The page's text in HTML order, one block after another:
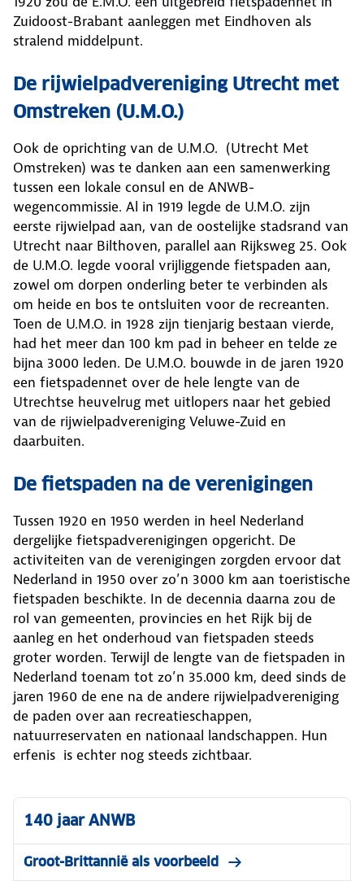
Zuidoost-Brabant aanleggen met Eindhoven als
stralend middelpunt.
De rijwielpadvereniging Utrecht met
Omstreken (U.M.O.)
Ook de oprichting van de U.M.O. (Utrecht Met
Omstreken) was te danken aan een samenwerking
tussen een lokale consul en de ANWB-
wegencommissie. Al in 1919 legde de U.M.O. zijn
eerste rijwielpad aan, van de oostelijke stadsrand van
Utrecht naar Bilthoven, parallel aan Rijksweg 25. Ook
de U.M.O. legde vooral vrijliggende fietspaden aan,
zowel om dorpen onderling beter te verbinden als
om heide en bos te ontsluiten voor de recreanten.
Toen de U.M.O. in 1928 zijn tienjarig bestaan vierde,
had het meer dan 100 km pad in beheer en telde ze
bijna 3000 leden. De U.M.O. bouwde in de jaren 1920
een fietspadennet over de hele lengte van de
Utrechtse heuvelrug met uitlopers naar het gebied
van de rijwielpadvereniging Veluwe-Zuid en
daarbuiten.
De fietspaden na de verenigingen
Tussen 1920 en 1950 werden in heel Nederland
dergelijke fietspadverenigingen opgericht. De
activiteiten van de verenigingen zorgden ervoor dat
Nederland in 1950 over zo’n 3000 km aan toeristische
fietspaden beschikte. In de decennia daarna zou de
rol van gemeenten, provincies en het Rijk bij de
aanleg en het onderhoud van fietspaden steeds
groter worden. Terwijl de lengte van de fietspaden in
Nederland toenam tot zo’n 35.000 km, deed sinds de
jaren 1960 de ene na de andere rijwielpadvereniging
de paden over aan recreatieschappen,
natuurreservaten en nationaal landschappen. Hun
erfenis is echter nog steeds zichtbaar.
140 jaar ANWB
Groot-Brittannië als voorbeeld